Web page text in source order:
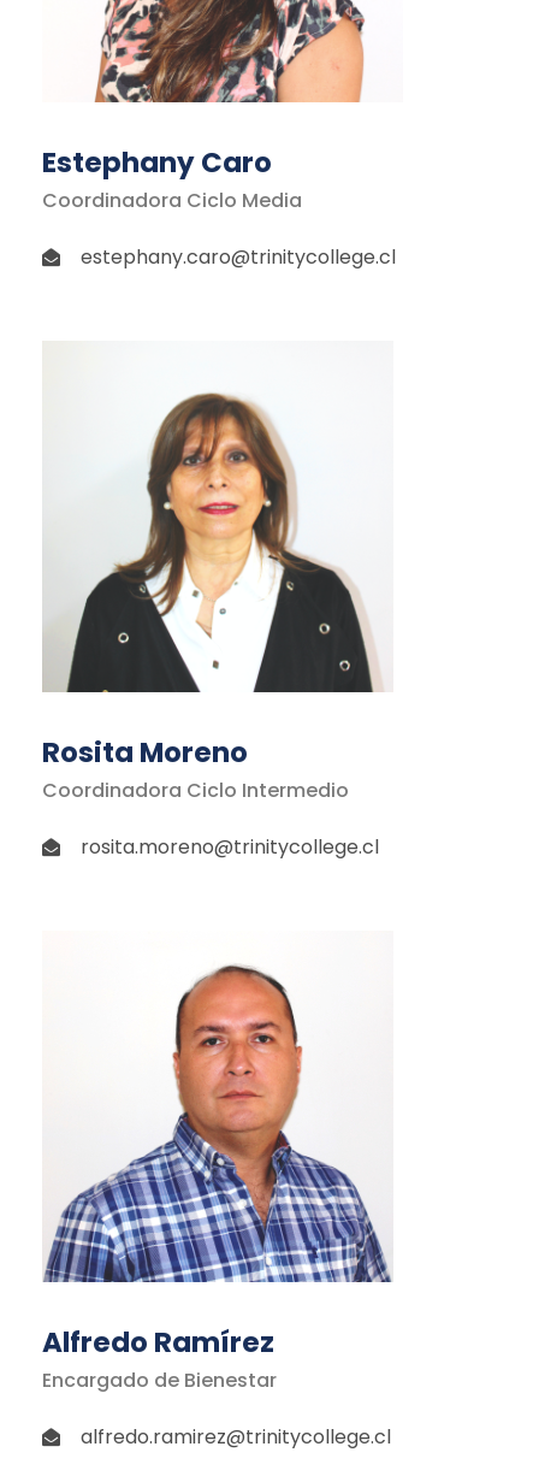
Estephany Caro
Coordinadora Ciclo Media
estephany.caro@trinitycollege.cl
Rosita Moreno
Coordinadora Ciclo Intermedio
rosita.moreno@trinitycollege.cl
Alfredo Ramírez
Encargado de Bienestar
alfredo.ramirez@trinitycollege.cl